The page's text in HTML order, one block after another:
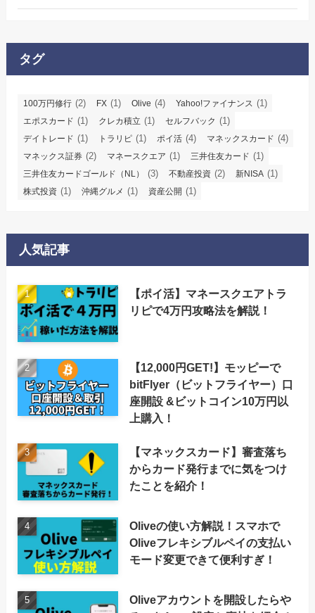
タグ
100万円修行 (2) FX (1) Olive (4) Yahoo!ファイナンス (1)
エポスカード (1) クレカ積立 (1) セルフバック (1)
デイトレード (1) トラリピ (1) ポイ活 (4) マネックスカード (4)
マネックス証券 (2) マネースクエア (1) 三井住友カード (1)
三井住友カードゴールド（NL） (3) 不動産投資 (2) 新NISA (1)
株式投資 (1) 沖縄グルメ (1) 資産公開 (1)
人気記事
【ポイ活】マネースクエアトラ
リピで4万円攻略法を解説！
【12,000円GET!】モッピーで
bitFlyer（ビットフライヤー）口
座開設 &ビットコイン10万円以
上購入！
【マネックスカード】審査落ち
からカード発行までに気をつけ
たことを紹介！
Oliveの使い方解説！スマホで
Oliveフレキシブルペイの支払い
モード変更できて便利すぎ！
Oliveアカウントを開設したらや